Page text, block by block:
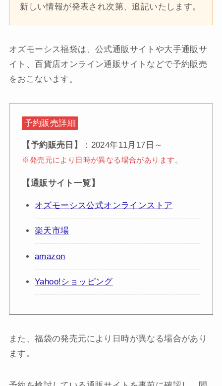
新しい情報が発表され次第、追記いたします。
オズモーシス福袋は、公式通販サイトや大手通販サ
イト、百貨店オンライン通販サイトなどで予約販売
をおこないます。
予約販売詳細
【予約販売日】 ：2024年11月17日～
※発売元により日時が異なる場合があります。
【通販サイト一覧】
オズモーシス公式オンラインストア
楽天市場
amazon
Yahoo!ショッピング
また、福袋の発売元により日時が異なる場合があり
ます。